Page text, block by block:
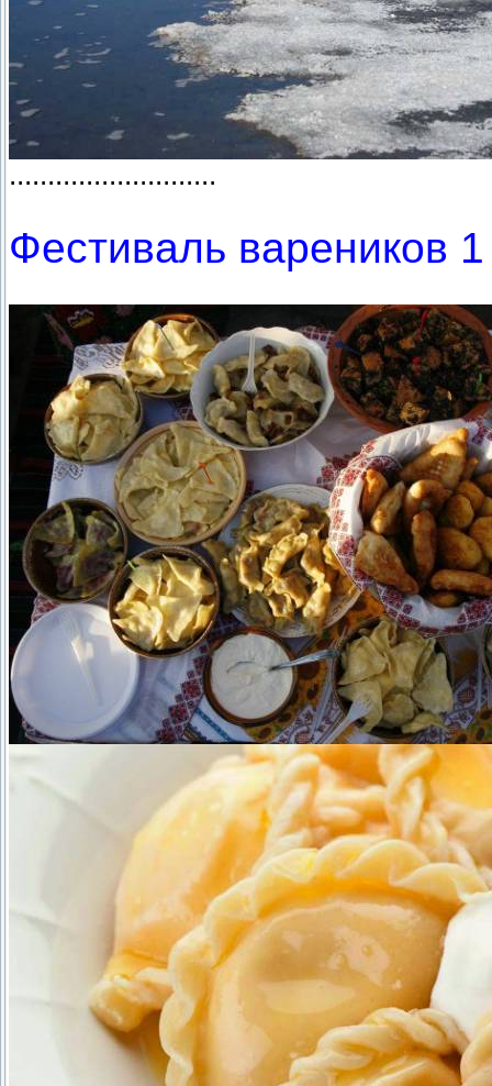
...........................
Фестиваль вареников 1